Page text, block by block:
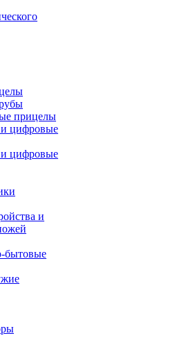
прицелы
цифровые
цифровые
и
бытовые